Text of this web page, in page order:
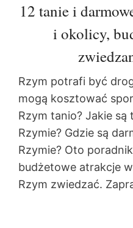
12 tanie i
i okolicy,
Rzym potrafi być
mogą kosztować
Rzym tanio? Jakie są
Rzymie? Gdzie są
Rzymie? Oto
budżetowe atrakcje
Rzym zwiedzać.